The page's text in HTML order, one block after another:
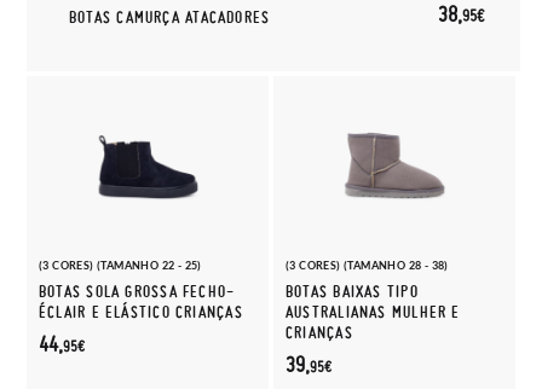
BOTAS CAMURÇA ATACADORES 38,95€
(3 CORES) (TAMANHO 22 - 25)
BOTAS SOLA GROSSA FECHO-
ÉCLAIR E ELÁSTICO CRIANÇAS
44,95€
(3 CORES) (TAMANHO 28 - 38)
BOTAS BAIXAS TIPO
AUSTRALIANAS MULHER E
CRIANÇAS
39,95€